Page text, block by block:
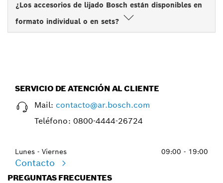
¿Los accesorios de lijado Bosch están disponibles en
formato individual o en sets?
SERVICIO DE ATENCIÓN AL CLIENTE
Mail: contacto@ar.bosch.com
Teléfono: 0800-4444-26724
Lunes - Viernes 09:00 - 19:00
Contacto
PREGUNTAS FRECUENTES